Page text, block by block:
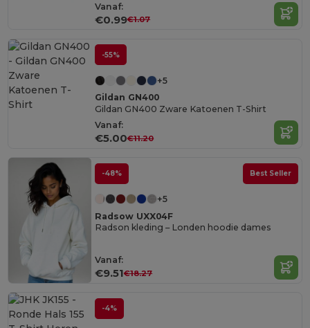
Vanaf:
€0.99€1.07
-55%
+5
Gildan GN400
Gildan GN400 Zware Katoenen T-Shirt
Vanaf:
€5.00€11.20
-48% Best Seller
+5
Radsow UXX04F
Radson kleding – Londen hoodie dames
Vanaf:
€9.51€18.27
-4%